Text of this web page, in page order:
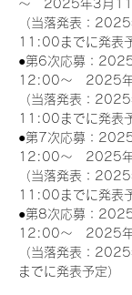
～　2025年3月
（当落発表：
11:00までに発表
●第6次応募：
12:00～　2025
（当落発表：
11:00までに発表
●第7次応募：
12:00～　2025
（当落発表：
11:00までに発表
●第8次応募：
12:00～　2025
（当落発表：
までに発表予定）